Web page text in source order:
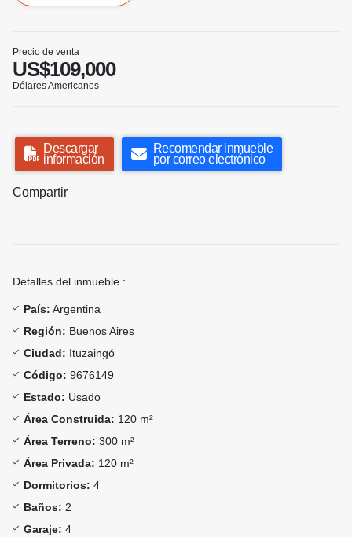
Precio de venta
US$109,000
Dólares Americanos
Descargar
información
Recomendar inmueble
por correo electrónico
Compartir
Detalles del inmueble :
País: Argentina
Región: Buenos Aires
Ciudad: Ituzaingó
Código: 9676149
Estado: Usado
Área Construida: 120 m²
Área Terreno: 300 m²
Área Privada: 120 m²
Dormitorios: 4
Baños: 2
Garaje: 4